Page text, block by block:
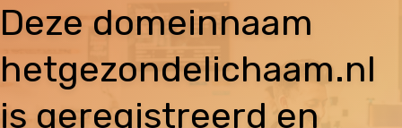
Deze domeinnaam
hetgezondelichaam.nl
is geregistreerd en